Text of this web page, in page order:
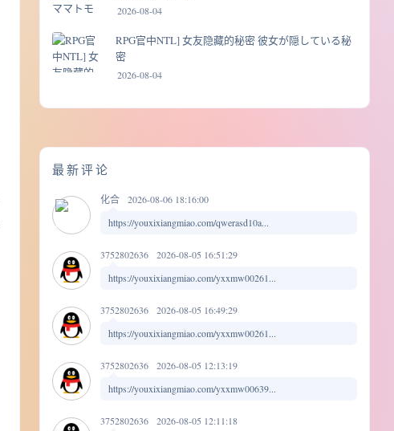
2026-08-04
RPG官中NTL] 女友隐藏的秘密 彼女が隠している秘
密
2026-08-04
最新评论
化合
2026-08-06 18:16:00
https://youxixiangmiao.com/qwerasd10a...
3752802636
2026-08-05 16:51:29
https://youxixiangmiao.com/yxxmw00261...
3752802636
2026-08-05 16:49:29
https://youxixiangmiao.com/yxxmw00261...
3752802636
2026-08-05 12:13:19
https://youxixiangmiao.com/yxxmw00639...
3752802636 2026-08-05 12:11:18